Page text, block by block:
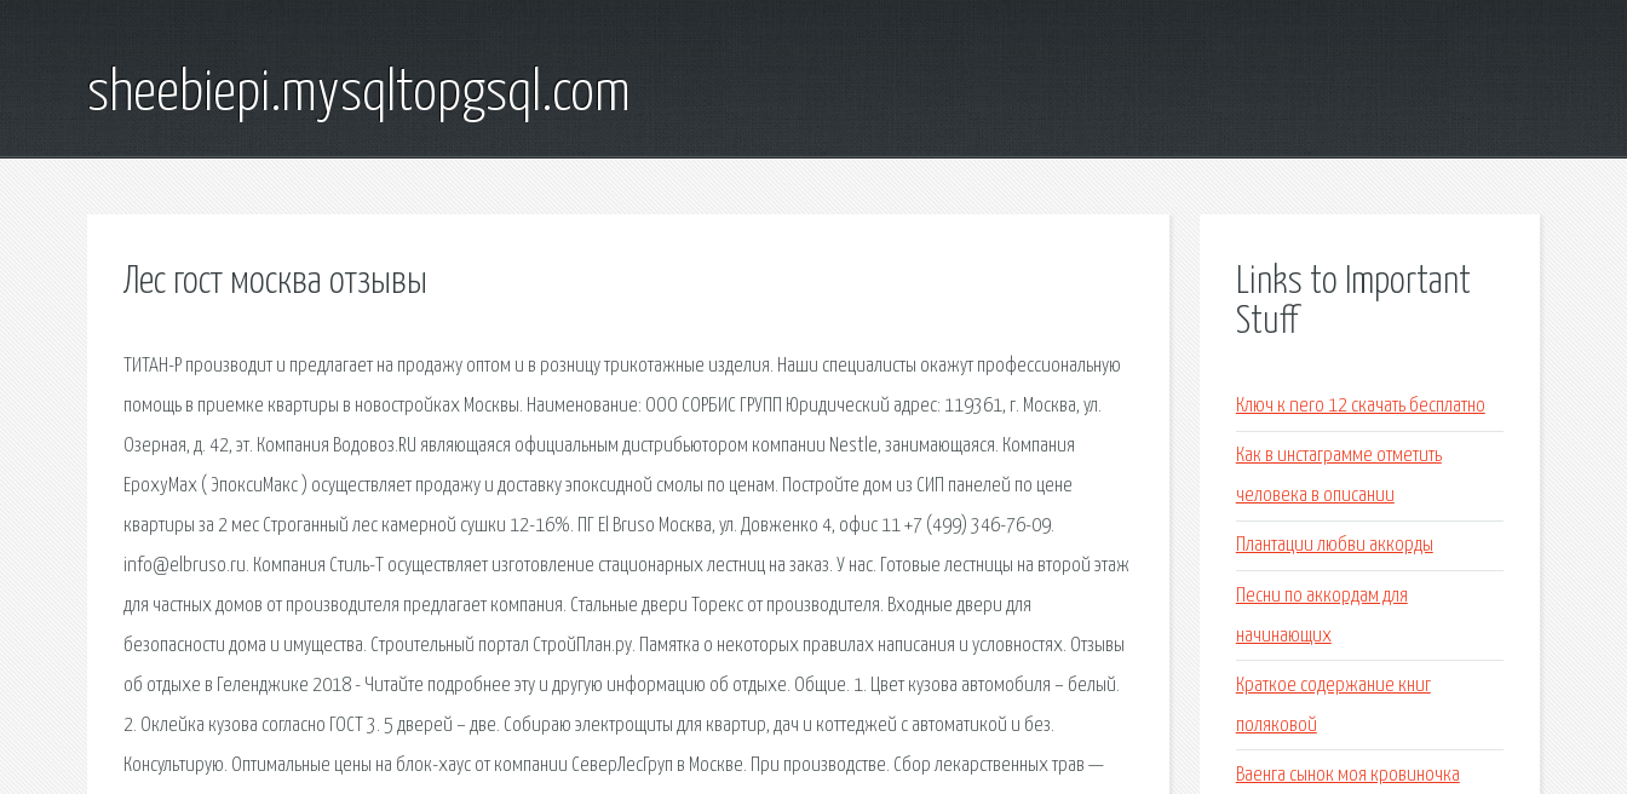
sheebiepi.mysqltopgsql.com
Лес гост москва отзывы
ТИТАН-Р производит и предлагает на продажу оптом и в розницу трикотажные изделия. Наши специалисты окажут профессиональную
помощь в приемке квартиры в новостройках Москвы. Наименование: ООО СОРБИС ГРУПП Юридический адрес: 119361, г. Москва, ул.
Озерная, д. 42, эт. Компания Водовоз.RU являющаяся официальным дистрибьютором компании Nestle, занимающаяся. Компания
EpoxyMax ( ЭпоксиМакс ) осуществляет продажу и доставку эпоксидной смолы по ценам. Постройте дом из СИП панелей по цене
квартиры за 2 мес Строганный лес камерной сушки 12-16%. ПГ El Bruso Москва, ул. Довженко 4, офис 11 +7 (499) 346-76-09.
info@elbruso.ru. Компания Стиль-Т осуществляет изготовление стационарных лестниц на заказ. У нас. Готовые лестницы на второй этаж
для частных домов от производителя предлагает компания. Стальные двери Торекс от производителя. Входные двери для
безопасности дома и имущества. Строительный портал СтройПлан.ру. Памятка о некоторых правилах написания и условностях. Отзывы
об отдыхе в Геленджике 2018 - Читайте подробнее эту и другую информацию об отдыхе. Общие. 1. Цвет кузова автомобиля – белый.
2. Оклейка кузова согласно ГОСТ 3. 5 дверей – две. Собираю электрощиты для квартир, дач и коттеджей с автоматикой и без.
Консультирую. Оптимальные цены на блок-хаус от компании СеверЛесГруп в Москве. При производстве. Сбор лекарственных трав —
Links to Important
Stuff
Ключ к nero 12 скачать бесплатно
Как в инстаграмме отметить
человека в описании
Плантации любви аккорды
Песни по аккордам для
начинающих
Краткое содержание книг
поляковой
Ваенга сынок моя кровиночка